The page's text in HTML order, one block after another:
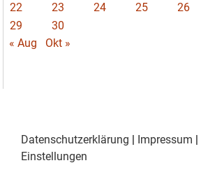
22
23 24 25 26
29
30
« Aug
Okt »
Datenschutzerklärung Impressum
Einstellungen